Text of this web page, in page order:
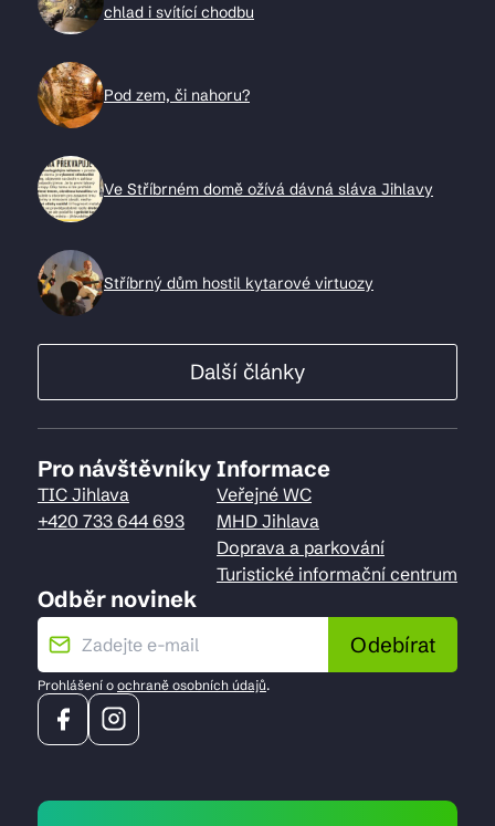
chlad i svítící chodbu
Pod zem, či nahoru?
Ve Stříbrném domě ožívá dávná sláva Jihlavy
Stříbrný dům hostil kytarové virtuozy
Další články
Pro návštěvníky
TIC Jihlava
+420 733 644 693
Informace
Veřejné WC
MHD Jihlava
Doprava a parkování
Turistické informační centrum
Odběr novinek
Odebírat
Prohlášení o ochraně osobních údajů.